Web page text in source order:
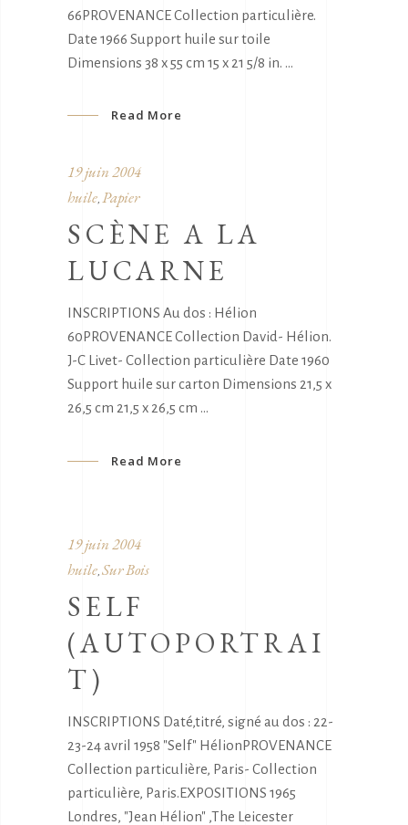
66PROVENANCE Collection particulière.
Date 1966 Support huile sur toile
Dimensions 38 x 55 cm 15 x 21 5/8 in.
Read More
19 juin 2004
huile, Papier
SCÈNE A LA
LUCARNE
INSCRIPTIONS Au dos : Hélion
60PROVENANCE Collection David- Hélion.
J-C Livet- Collection particulière Date 1960
Support huile sur carton Dimensions 21,5 x
26,5 cm 21,5 x 26,5 cm
Read More
19 juin 2004
huile Sur Bois
SELF
(AUTOPORTRAI
T)
INSCRIPTIONS Daté,titré, signé au dos : 22-
23-24 avril 1958 "Self" HélionPROVENANCE
Collection particulière, Paris- Collection
particulière, Paris.EXPOSITIONS 1965
Londres, "Jean Hélion" ,The Leicester